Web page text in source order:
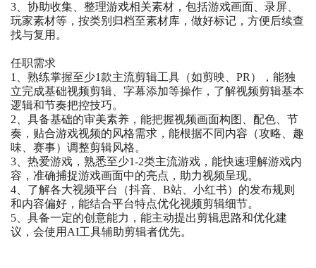
3、协助收集、整理游戏相关素材，包括游戏画面、录屏、
玩家素材等，按类别归档至素材库，做好标记，方便后续查
找与复用。
任职需求
1、熟练掌握至少1款主流剪辑工具（如剪映、PR），能独
立完成基础视频剪辑、字幕添加等操作，了解视频剪辑基本
逻辑和节奏把控技巧。
2、具备基础的审美素养，能把握视频画面构图、配色、节
奏，贴合游戏视频的风格需求，能根据不同内容（攻略、趣
味、赛事）调整剪辑风格。
3、热爱游戏，熟悉至少1-2类主流游戏，能快速理解游戏内
容，准确捕捉游戏画面中的亮点，助力视频呈现。
4、了解各大视频平台（抖音、B站、小红书）的发布规则
和内容偏好，能结合平台特点优化视频剪辑细节。
5、具备一定的创意能力，能主动提出剪辑思路和优化建
议，会使用AI工具辅助剪辑者优先。